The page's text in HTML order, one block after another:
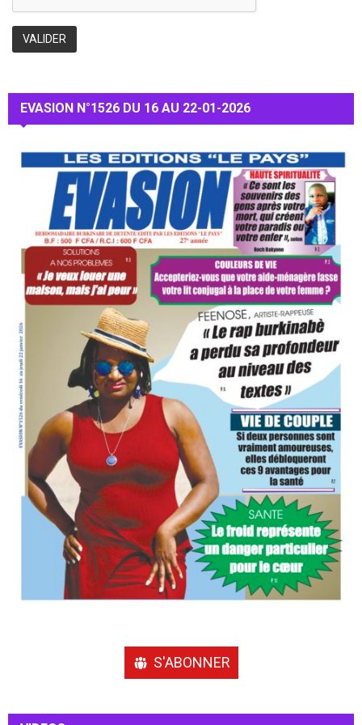
EVASION N°1526 DU 16 AU 22-01-2026
S'ABONNER